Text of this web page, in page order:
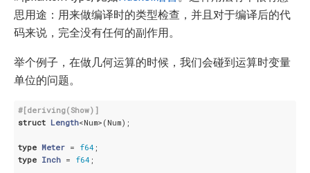
思用途：用来做编译时的类型检查，并且对于编译后的代
码来说，完全没有任何的副作用。
举个例子，在做几何运算的时候，我们会碰到运算时变量
单位的问题。
#[deriving(Show)]
struct Length<Num>(Num);
type Meter = f64
type Inch = f64 ;